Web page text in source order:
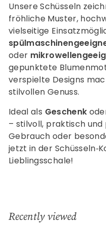
Unsere Schüsseln
fröhliche Muster,
vielseitige
oder
gepunktete
verspielte Designs
stilvollen Genuss.
Ideal als Geschenk
– stilvoll, praktisch
Gebrauch oder
jetzt in der
Lieblingsschale!
Recently viewed